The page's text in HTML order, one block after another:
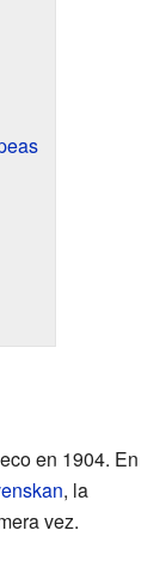
en 1904. En
, la
vez.